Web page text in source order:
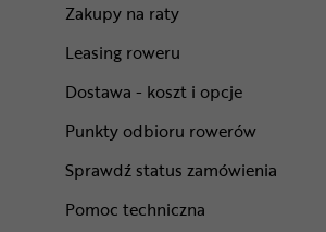
Zakupy na raty
Leasing roweru
Dostawa - koszt i opcje
Punkty odbioru rowerów
Sprawdź status zamówienia
Pomoc techniczna